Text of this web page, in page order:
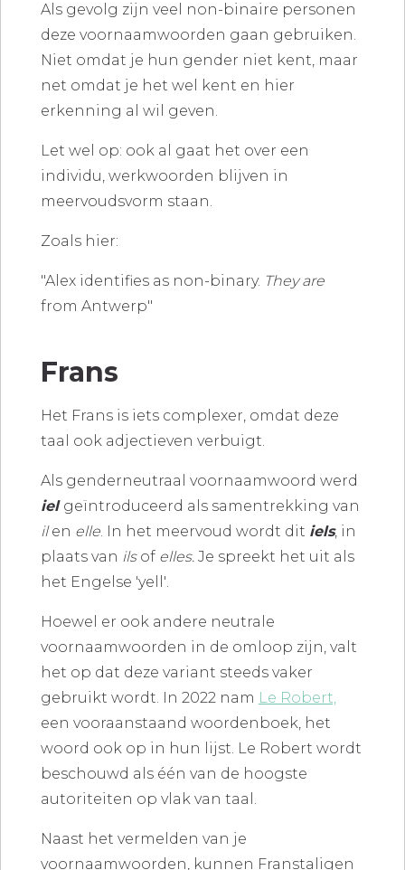
Als gevolg zijn veel non-binaire personen
deze voornaamwoorden gaan gebruiken.
Niet omdat je hun gender niet kent, maar
net omdat je het wel kent en hier
erkenning al wil geven.
Let wel op: ook al gaat het over een
individu, werkwoorden blijven in
meervoudsvorm staan.
Zoals hier:
"Alex identifies as non-binary. They are
from Antwerp"
Frans
Het Frans is iets complexer, omdat deze
taal ook adjectieven verbuigt.
Als genderneutraal voornaamwoord werd
iel geïntroduceerd als samentrekking van
ilen elle. In het meervoud wordt dit iels, in
plaats van ils of elles.Je spreekt het uit als
het Engelse 'yell'.
Hoewel er ook andere neutrale
voornaamwoorden in de omloop zijn, valt
het op dat deze variant steeds vaker
gebruikt wordt. In 2022 nam Le Robert,
een vooraanstaand woordenboek, het
woord ook op in hun lijst. Le Robert wordt
beschouwd als één van de hoogste
autoriteiten op vlak van taal.
Naast het vermelden van je
voornaamwoorden, kunnen Franstaligen